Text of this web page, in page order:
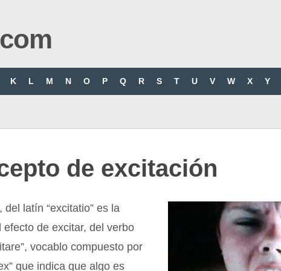
K L M N O P Q R S T U V W X Y
de excitación
del latín “excitatio” es la
efecto de excitar, del verbo
vocablo compuesto por
que indica que algo es